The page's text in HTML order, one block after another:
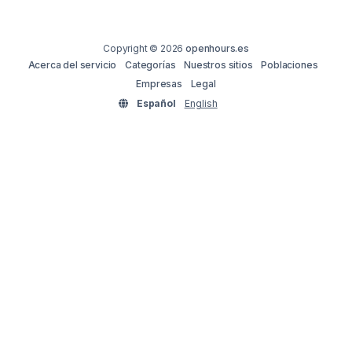
Copyright © 2026openhours.es
Acerca del servicio
Categorías Nuestros sitios
Poblaciones
Empresas
Legal
Español
English